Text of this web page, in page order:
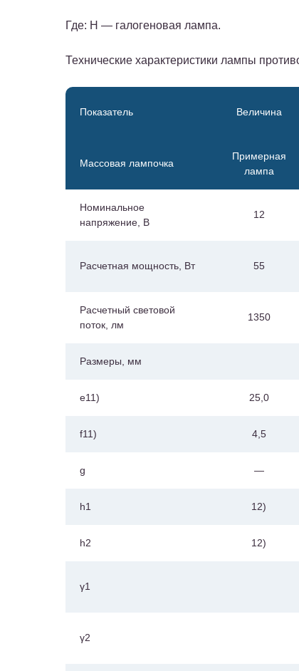
Где: Н — галогеновая лампа.
Технические характеристики лампы
Показатель Величина
Массовая лампочка
Примерная
лампа
Номинальное
напряжение, В
12
Расчетная мощность, Вт 55
Расчетный световой
поток, лм
1350
Размеры, мм
е11) 25,0
f11) 4,5
g —
h1 12)
h2 12)
γ1
γ2